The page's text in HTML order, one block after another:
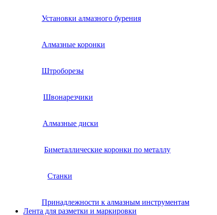
Установки алмазного бурения
Алмазные коронки
Штроборезы
Швонарезчики
Алмазные диски
Биметаллические коронки по металлу
Станки
Принадлежности к алмазным инструментам
Лента для разметки и маркировки